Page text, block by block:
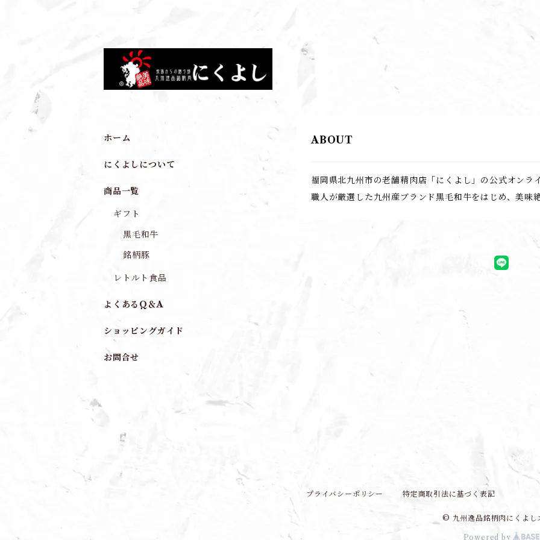
ABOUT
福岡県北九州市の老舗精肉店「にくよし」の公式オンラ
職人が厳選した九州産ブランド黒毛和牛をはじめ、美味
ホーム
にくよしについて
商品一覧
ギフト
黒毛和牛
銘柄豚
レトルト食品
よくあるQ＆A
ショッピングガイド
お問合せ
プライバシーポリシー 特定商取引法に基づく表記
© 九州逸品銘柄肉にくよし
Powered by